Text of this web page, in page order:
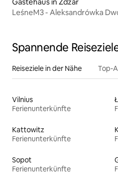
Gästehaus in Żdżar
LeśneM3 - Aleksandrówka
Spannende
Reiseziele in der Nähe Top-
Vilnius
Ferienunterkünfte
Kattowitz
Ferienunterkünfte
Sopot
Ferienunterkünfte